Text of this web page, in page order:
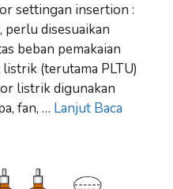
settingan insertion :
perlu disesuaikan
beban pemakaian
(terutama PLTU)
listrik digunakan
fan, … Lanjut Baca